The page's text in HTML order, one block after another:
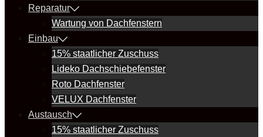
Reparatur
Wartung von Dachfenstern
Einbau
15% staatlicher Zuschuss
Lideko Dachschiebefenster
Roto Dachfenster
VELUX Dachfenster
Austausch
15% staatlicher Zuschuss